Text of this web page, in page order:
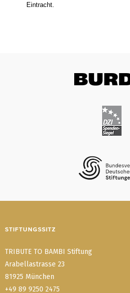
Eintracht.
STIFTUNGSSITZ
TRIBUTE TO BAMBI Stiftung
Arabellastrasse 23
81925 München
+49 89 9250 2475